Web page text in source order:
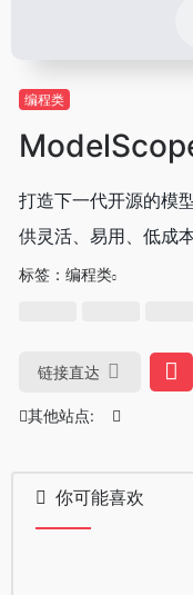
编程类
打造下一代开源的模
供灵活、易用、低成
标签： 编程类
链接直达
其他站点:
你可能喜欢